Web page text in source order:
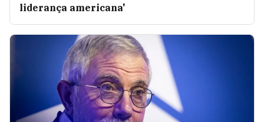
liderança americana'